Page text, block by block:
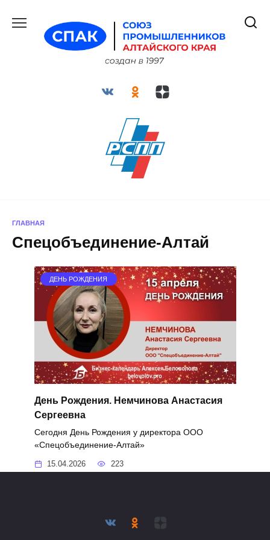
содержанию
ГЛАВНАЯ
Спецобъединение-Алтай
ДЕНЬ РОЖДЕНИЯ
День Рождения. Немчинова Анастасия
Сергеевна
Сегодня День Рождения у директора ООО
«Спецобъединение-Алтай»
15.04.2026 223